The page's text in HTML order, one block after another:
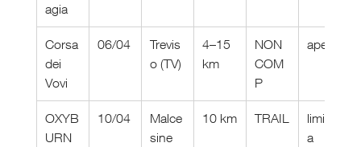
agia
Corsa
dei
Vovi
06/04
Trevis
o (TV)
4–15
km
NON
COM
P
aperte
OXYB
URN
10/04
Malce
sine
10 km TRAIL
limitat
a